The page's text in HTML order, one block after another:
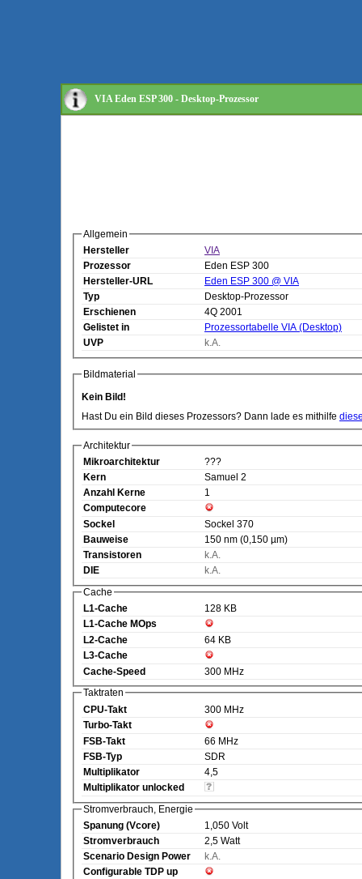
VIA Eden ESP 300 - Desktop-Prozessor
Allgemein
Hersteller
VIA
Prozessor
Eden ESP 300
Hersteller-URL
Eden ESP 300 @ VIA
Typ
Desktop-Prozessor
Erschienen
4Q 2001
Gelistet in
Prozessortabelle VIA (Desktop)
UVP
k.A.
Bildmaterial
Kein Bild!
Hast Du ein Bild dieses Prozessors? Dann lade es mithilfe
Architektur
Mikroarchitektur
???
Kern
Samuel 2
Anzahl Kerne
1
Computecore
Sockel
Sockel 370
Bauweise
150 nm (0,150 µm)
Transistoren
k.A.
DIE
k.A.
Cache
L1-Cache
128 KB
L1-Cache MOps
L2-Cache
64 KB
L3-Cache
Cache-Speed
300 MHz
Taktraten
CPU-Takt
300 MHz
Turbo-Takt
FSB-Takt
66 MHz
FSB-Typ
SDR
Multiplikator
4,5
Multiplikator unlocked
Stromverbrauch, Energie
Spanung (Vcore)
1,050 Volt
Stromverbrauch
2,5 Watt
Scenario Design Power
k.A.
Configurable TDP up